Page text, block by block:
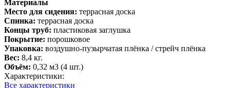
Материалы
Место для сидения: террасная доска
Спинка: террасная доска
Концы труб: пластиковая заглушка
Покрытие: порошковое
Упаковка: воздушно-пузырчатая плёнка / стрейч плёнка
Вес: 8,4 кг.
Объём: 0,32 м3 (4 шт.)
Характеристики:
Все характеристики